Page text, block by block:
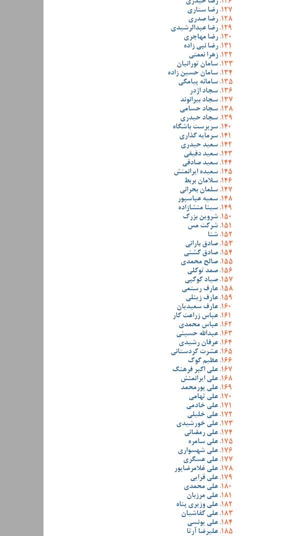
رضا ستاری
رضا صدری
رضا عبدالرشیدی
رضا مهاجری
رضا نبی زاده
زهرا نعمتی
سامان تورانیان
سامان حسین زاده
سامانه پیامکی
سجاد اژدر
سجاد بیرانوند
سجاد حسامی
سجاد حیدری
سرپرست باشگاه
سرمایه گذاری
سعید حیدری
سعید دقیقی
سعید صادقی
سعیده ایرانمنش
سلامان بربط
سلمان بحرانی
سمیه عباسپور
سینا منشازاده
شروین بزرگ
شرکت مس
شنا
صادق بارانی
صادق گشنی
صالح محمدی
صمد توکلی
صیاد کوکبی
عارف رستمی
عارف زینلی
عارف سعیدیان
عباس زراعت کار
عباس محمدی
عبدالله حسینی
عرفان رشیدی
عشرت کردستانی
عظیم گوک
علی اکبر فرهنگ
علی ایرانمنش
علی پورمحمد
علی تهامی
علی خادمی
علی خلیلی
علی خورشیدی
علی رمضانی
علی سامره
علی شهسواری
علی عسگری
علی غلامرضاپور
علی قرایی
علی محمدی
علی مرزبان
علی وزیری پناه
علی کفاشیان
علی یونسی
علیرضا آرتا